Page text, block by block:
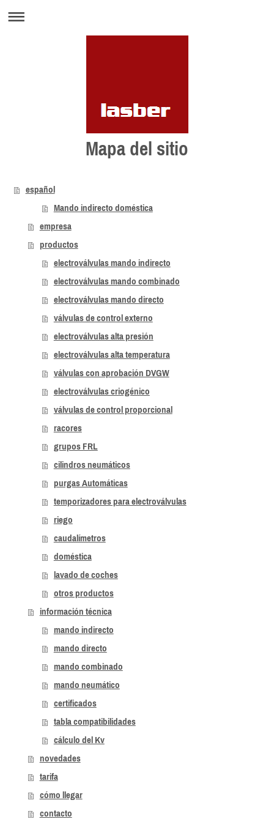
Mapa del sitio
español
Mando indirecto doméstica
empresa
productos
electroválvulas mando indirecto
electroválvulas mando combinado
electroválvulas mando directo
válvulas de control externo
electroválvulas alta presión
electroválvulas alta temperatura
válvulas con aprobación DVGW
electroválvulas criogénico
válvulas de control proporcional
racores
grupos FRL
cilindros neumáticos
purgas Automáticas
temporizadores para electroválvulas
riego
caudalímetros
doméstica
lavado de coches
otros productos
información técnica
mando indirecto
mando directo
mando combinado
mando neumático
certificados
tabla compatibilidades
cálculo del Kv
novedades
tarifa
cómo llegar
contacto